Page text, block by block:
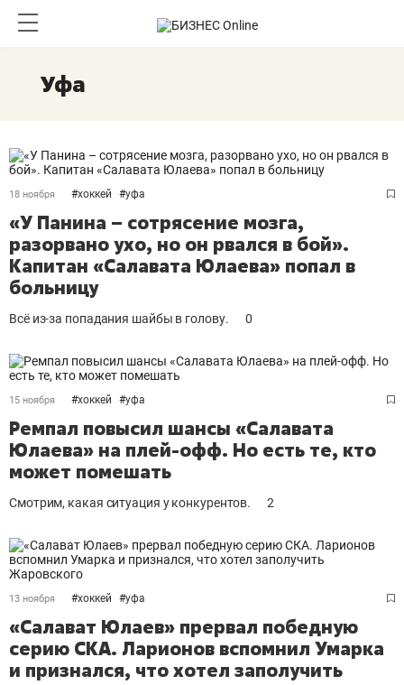
Уфа
18 ноября #хоккей #уфа
«У Панина – сотрясение мозга,
разорвано ухо, но он рвался в бой».
Капитан «Салавата Юлаева» попал в
больницу
Всё из-за попадания шайбы в голову. 0
15 ноября #хоккей #уфа
Ремпал повысил шансы «Салавата
Юлаева» на плей-офф. Но есть те, кто
может помешать
Смотрим, какая ситуация у конкурентов. 2
13 ноября #хоккей #уфа
«Салават Юлаев» прервал победную
серию СКА. Ларионов вспомнил Умарка
и признался, что хотел заполучить